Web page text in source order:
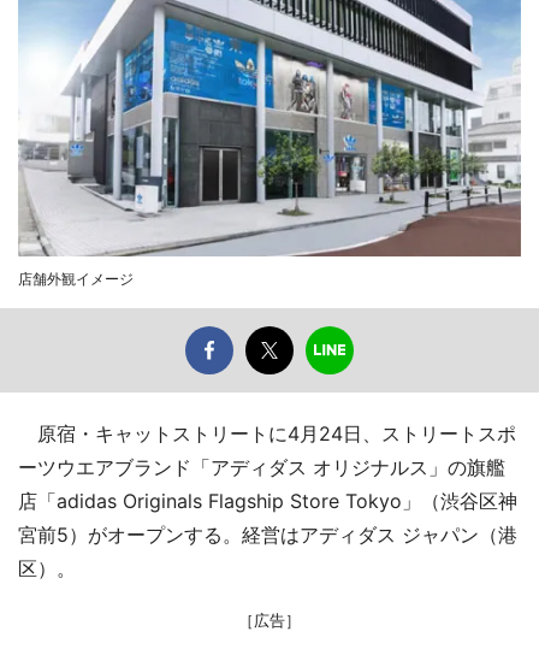
店舗外観イメージ
原宿・キャットストリートに4月24日、ストリートスポ
ーツウエアブランド「アディダス オリジナルス」の旗艦
店「adidas Originals Flagship Store Tokyo」（渋谷区神
宮前5）がオープンする。経営はアディダス ジャパン（港
区）。
［広告］